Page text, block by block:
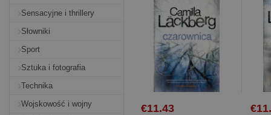
Sensacyjne i thrillery
Słowniki
Sport
Sztuka i fotografia
Technika
Wojskowość i wojny
€11.43